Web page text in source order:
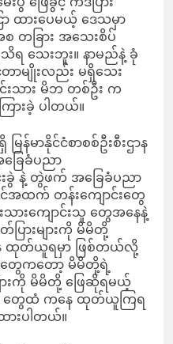
ထားပေမယ့် ဒေသမှာ
စ တခြား အသေးစိပ်
သေးဘူး။ နာမည်နဲ့ ခုံ
ာမျိုးလည်း မရှိသေး
းသား မိဘ တစ်ဦး က
ြားခဲ့ ပါတယ်။
ြန်မာနိုင်ငံစာစစ်ဦးစီးဌာန
ြေခံပညာ
းခွဲ နဲ့ တွဲဖက် အခြေခံပညာ
အထက် တန်းကျောင်းတွေ
ားကျောင်းသူ တွေအနေနဲ့
ြားများကို မိမိတို့
ထုတ်ယူရမှာ ဖြစ်တယ်လို့
သူတွေကတော့ မိမိတို့ရဲ့
ားကို မိမိတို့ ဖြေဆိုရမယ့်
မှူး တွေထံ ကနေ ထုတ်ယူကြရ
ားပါတယ်။